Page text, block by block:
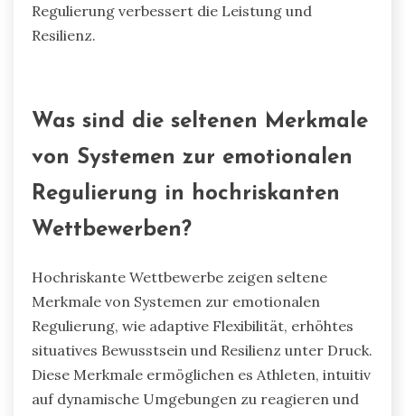
Regulierung verbessert die Leistung und
Resilienz.
Was sind die seltenen Merkmale
von Systemen zur emotionalen
Regulierung in hochriskanten
Wettbewerben?